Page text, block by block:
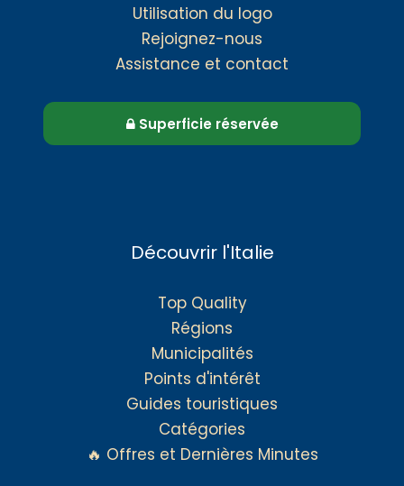
Utilisation du logo
Rejoignez-nous
Assistance et contact
Superficie réservée
Découvrir l'Italie
Top Quality
Régions
Municipalités
Points d'intérêt
Guides touristiques
Catégories
🔥 Offres et Dernières Minutes